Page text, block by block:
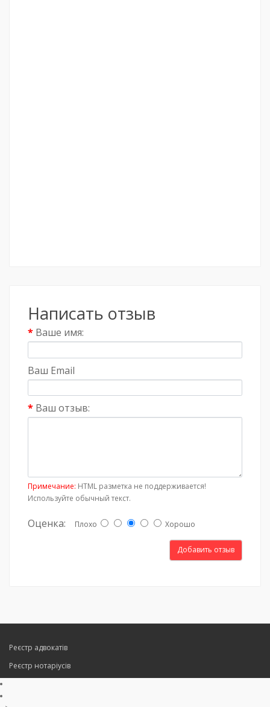
Написать отзыв
Ваше имя:
Ваш Email
Ваш отзыв:
Примечание: HTML разметка не поддерживается!
Используйте обычный текст.
Оценка: Плохо Хорошо
Добавить отзыв
Реєстр адвокатів
Реєстр нотаріусів